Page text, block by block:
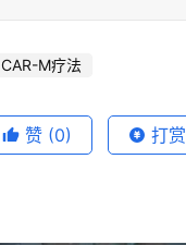
CAR-M疗法
赞 (0) 打赏